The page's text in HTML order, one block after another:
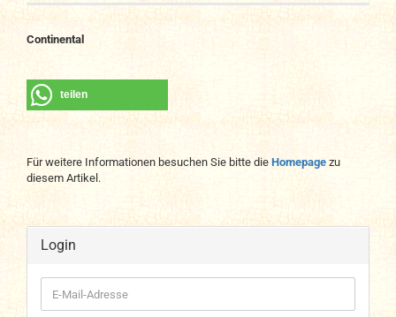
Continental
teilen
Für weitere Informationen besuchen Sie bitte die Homepage zu
diesem Artikel.
Login
E-
Mail-